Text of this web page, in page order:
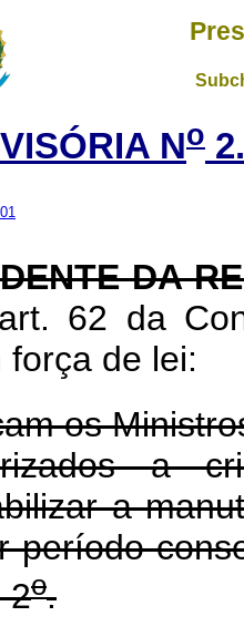
No
DA
62 da
força de lei:
os
a
a
período
2o.